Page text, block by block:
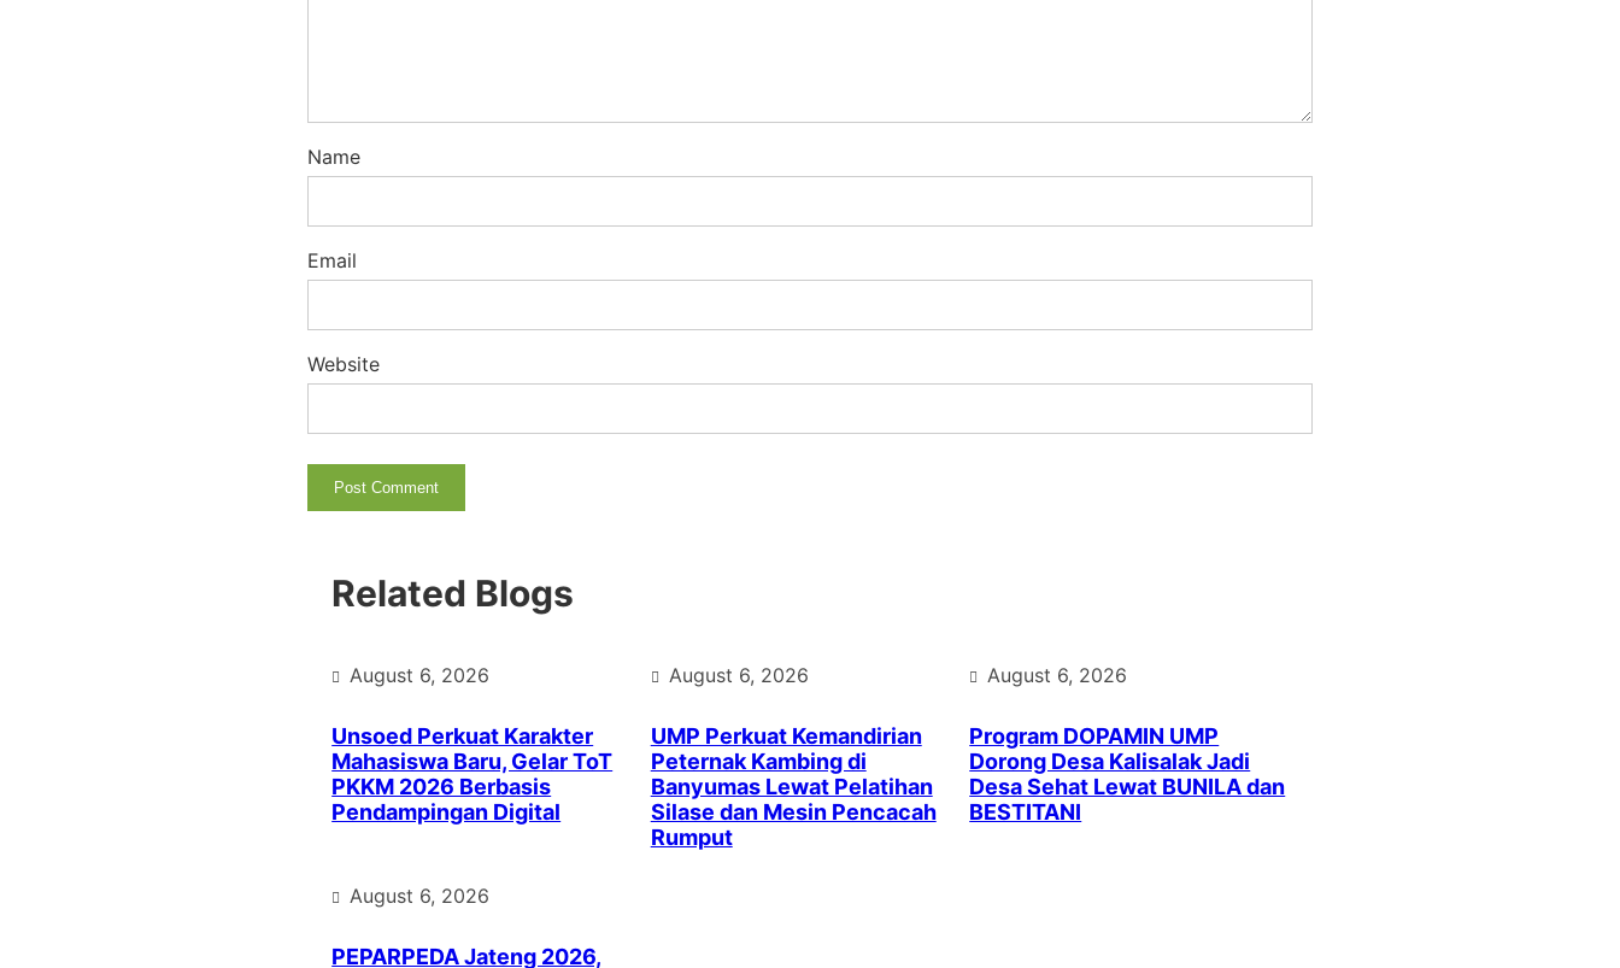
Name
Email
Website
Related Blogs
August 6, 2026
Unsoed Perkuat Karakter
Mahasiswa Baru, Gelar ToT
PKKM 2026 Berbasis
Pendampingan Digital
August 6, 2026
UMP Perkuat Kemandirian
Peternak Kambing di
Banyumas Lewat Pelatihan
Silase dan Mesin Pencacah
Rumput
August 6, 2026
Program DOPAMIN UMP
Dorong Desa Kalisalak Jadi
Desa Sehat Lewat BUNILA dan
BESTITANI
August 6, 2026
PEPARPEDA Jateng 2026,